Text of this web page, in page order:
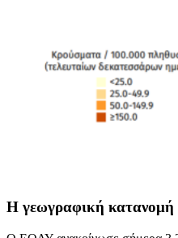
Η γεωγραφική